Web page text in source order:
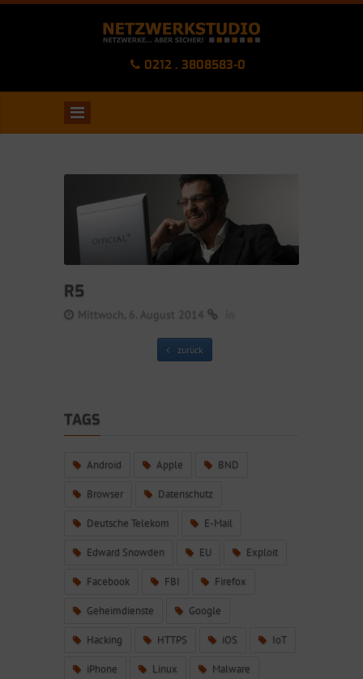
0212 . 3808583-0
R5
Mittwoch, 6. August 2014
zurück
TAGS
Android Apple BND
Browser Datenschutz
Deutsche Telekom E-Mail
Edward Snowden EU Exploit
Facebook FBI Firefox
Geheimdienste Google
Hacking HTTPS iOS IoT
iPhone Linux Malware